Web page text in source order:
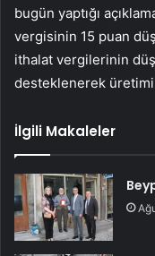
bugün yaptığı
vergisinin 15 puan
ithalat vergilerinin
desteklenerek
İlgili Makaleler